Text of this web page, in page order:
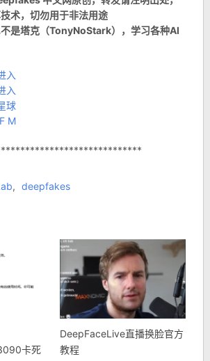
术，切勿用于非法用途
是塔克（TonyNoStark），学习各种AI
入
入
球
M
, deepfakes
卡死
DeepFaceLive直播换脸官方
教程